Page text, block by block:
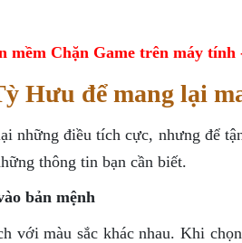
mềm Chặn Game trên máy
Hưu để mang lại
những điều tích cực, nhưng để
thông tin bạn cần biết.
bản mệnh
với màu sắc khác nhau. Khi